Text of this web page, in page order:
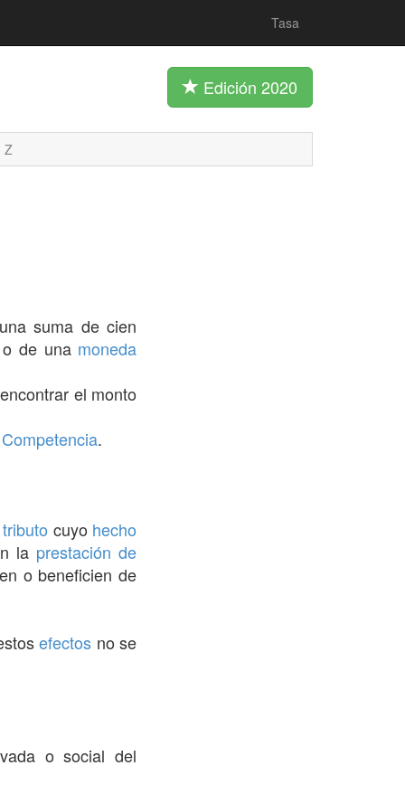
Tasa
Edición 2020
Z
suma de cien
de una moneda
el monto
Competencia.
tributo cuyo hecho
la prestación de
o beneficien de
efectos no se
o social del